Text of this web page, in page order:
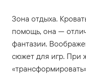
Зона отдыха.
помощь, она —
фантазии.
сюжет для игр. При